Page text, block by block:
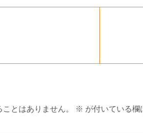
とはありません。 ※ が付いている欄